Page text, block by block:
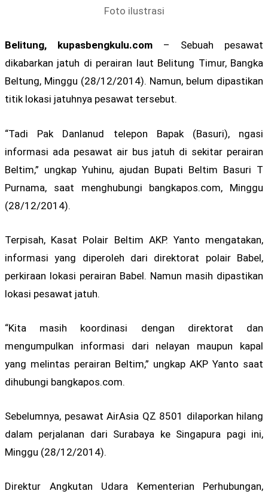
Foto ilustrasi
Belitung, kupasbengkulu.com – Sebuah pesawat
dikabarkan jatuh di perairan laut Belitung Timur, Bangka
Beltung, Minggu (28/12/2014). Namun, belum dipastikan
titik lokasi jatuhnya pesawat tersebut.
“Tadi Pak Danlanud telepon Bapak (Basuri), ngasi
informasi ada pesawat air bus jatuh di sekitar perairan
Beltim,” ungkap Yuhinu, ajudan Bupati Beltim Basuri T
Purnama, saat menghubungi bangkapos.com, Minggu
(28/12/2014).
Terpisah, Kasat Polair Beltim AKP. Yanto mengatakan,
informasi yang diperoleh dari direktorat polair Babel,
perkiraan lokasi perairan Babel. Namun masih dipastikan
lokasi pesawat jatuh.
“Kita masih koordinasi dengan direktorat dan
mengumpulkan informasi dari nelayan maupun kapal
yang melintas perairan Beltim,” ungkap AKP Yanto saat
dihubungi bangkapos.com.
Sebelumnya, pesawat AirAsia QZ 8501 dilaporkan hilang
dalam perjalanan dari Surabaya ke Singapura pagi ini,
Minggu (28/12/2014).
Direktur Angkutan Udara Kementerian Perhubungan,